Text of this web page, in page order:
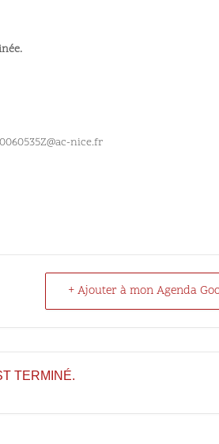
nice.fr
+ Ajouter à mon Agenda
TERMINÉ.